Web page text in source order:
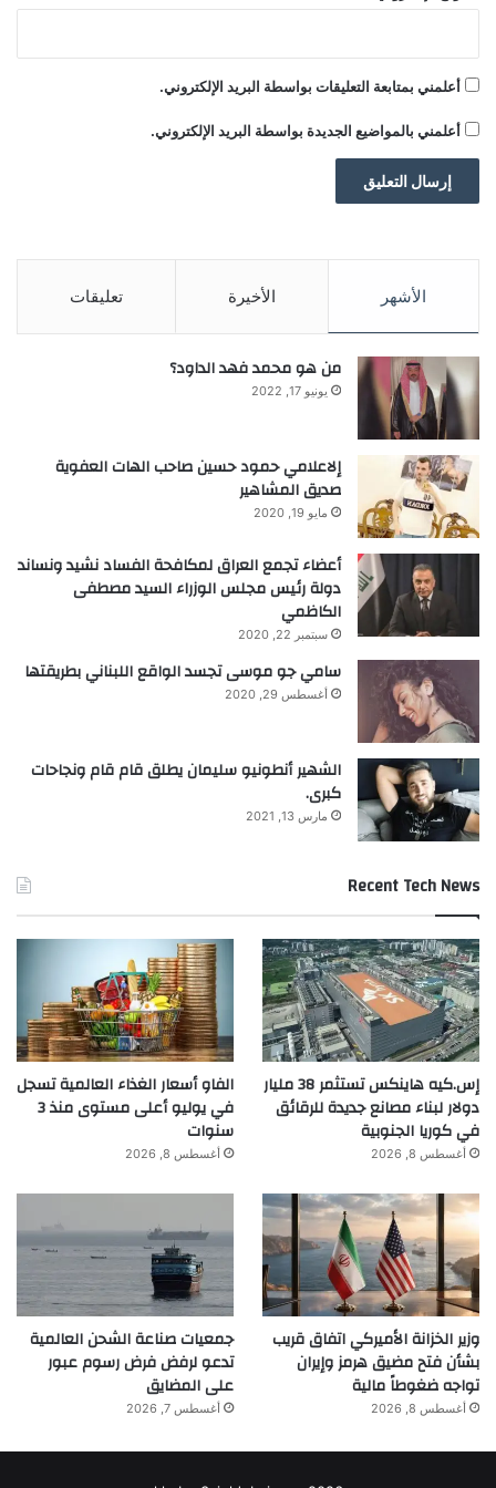
أعلمني بمتابعة التعليقات بواسطة البريد الإلكتروني.
أعلمني بالمواضيع الجديدة بواسطة البريد الإلكتروني.
الأشهر الأخيرة تعليقات
من هو محمد فهد الداود؟
يونيو 17, 2022
إلاعلامي حمود حسين صاحب الهات العفوية
صديق المشاهير
مايو 19, 2020
أعضاء تجمع العراق لمكافحة الفساد نشيد ونساند
دولة رئيس مجلس الوزراء السيد مصطفى
الكاظمي
سبتمبر 22, 2020
سامي جو موسى تجسد الواقع اللبناني بطريقتها
أغسطس 29, 2020
الشهير أنطونيو سليمان يطلق قام قام ونجاحات
كبرى.
مارس 13, 2021
Recent Tech News
إس.كيه هاينكس تستثمر 38 مليار
دولار لبناء مصانع جديدة للرقائق
في كوريا الجنوبية
أغسطس 8, 2026
الفاو أسعار الغذاء العالمية تسجل
في يوليو أعلى مستوى منذ 3
سنوات
أغسطس 8, 2026
وزير الخزانة الأميركي اتفاق قريب
بشأن فتح مضيق هرمز وإيران
تواجه ضغوطاً مالية
أغسطس 8, 2026
جمعيات صناعة الشحن العالمية
تدعو لرفض فرض رسوم عبور
على المضايق
أغسطس 7, 2026